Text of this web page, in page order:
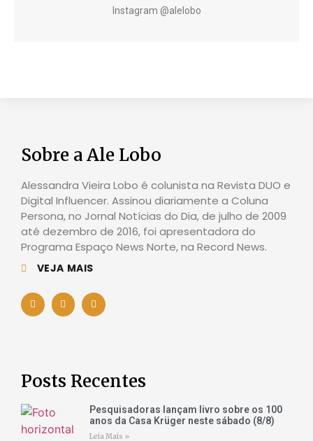
Instagram @alelobo
Sobre a Ale Lobo
Alessandra Vieira Lobo é colunista na Revista DUO e
Digital Influencer. Assinou diariamente a Coluna
Persona, no Jornal Notícias do Dia, de julho de 2009
até dezembro de 2016, foi apresentadora do
Programa Espaço News Norte, na Record News.
VEJA MAIS
Posts Recentes
Pesquisadoras lançam livro sobre os 100
anos da Casa Krüger neste sábado (8/8)
Leia Mais »